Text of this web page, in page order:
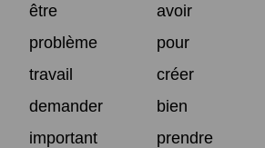
être
avoir
problème
pour
travail
créer
demander
bien
important
prendre